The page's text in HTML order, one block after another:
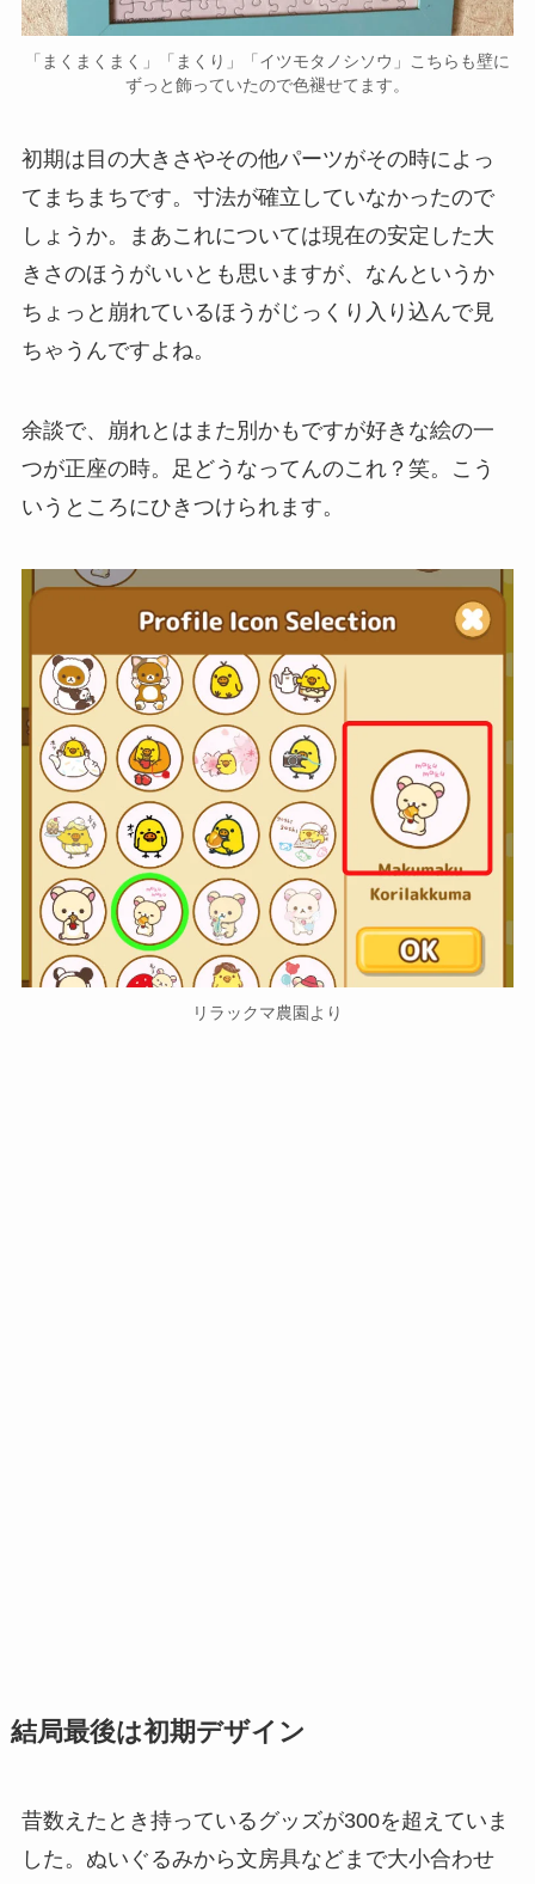
「まくまくまく」「まくり」「イツモタノシソウ」こちらも壁に
ずっと飾っていたので色褪せてます。
初期は目の大きさやその他パーツがその時によっ
てまちまちです。寸法が確立していなかったので
しょうか。まあこれについては現在の安定した大
きさのほうがいいとも思いますが、なんというか
ちょっと崩れているほうがじっくり入り込んで見
ちゃうんですよね。
余談で、崩れとはまた別かもですが好きな絵の一
つが正座の時。足どうなってんのこれ？笑。こう
いうところにひきつけられます。
リラックマ農園より
結局最後は初期デザイン
昔数えたとき持っているグッズが300を超えていま
した。ぬいぐるみから文房具などまで大小合わせ